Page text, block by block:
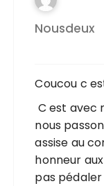
Nousdeux
Coucou c
C est avec
nous
assise au
honneur
pas pédaler